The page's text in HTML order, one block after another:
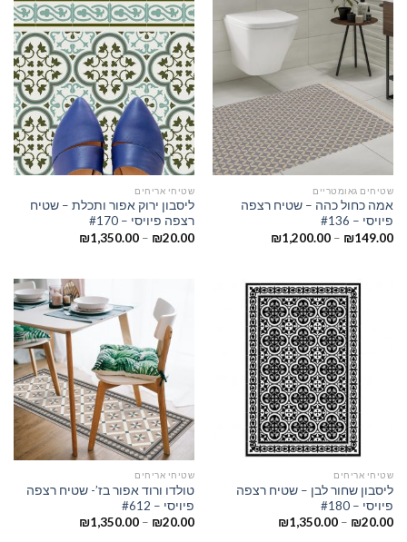
שטיחים גאומטריים
אמה כחול כהה – שטיח רצפה
פיויסי – #136
₪149.00
–
₪1,200.00
שטיחי אריחים
ליסבון ירוק אפור ותכלת – שטיח
רצפה פיויסי – #170
₪20.00
–
₪1,350.00
שטיחי אריחים
ליסבון שחור לבן – שטיח רצפה
פיויסי – #180
₪20.00
–
₪1,350.00
שטיחי אריחים
טולדו ורוד אפור בז’- שטיח רצפה
פיויסי – #612
₪20.00
–
₪1,350.00